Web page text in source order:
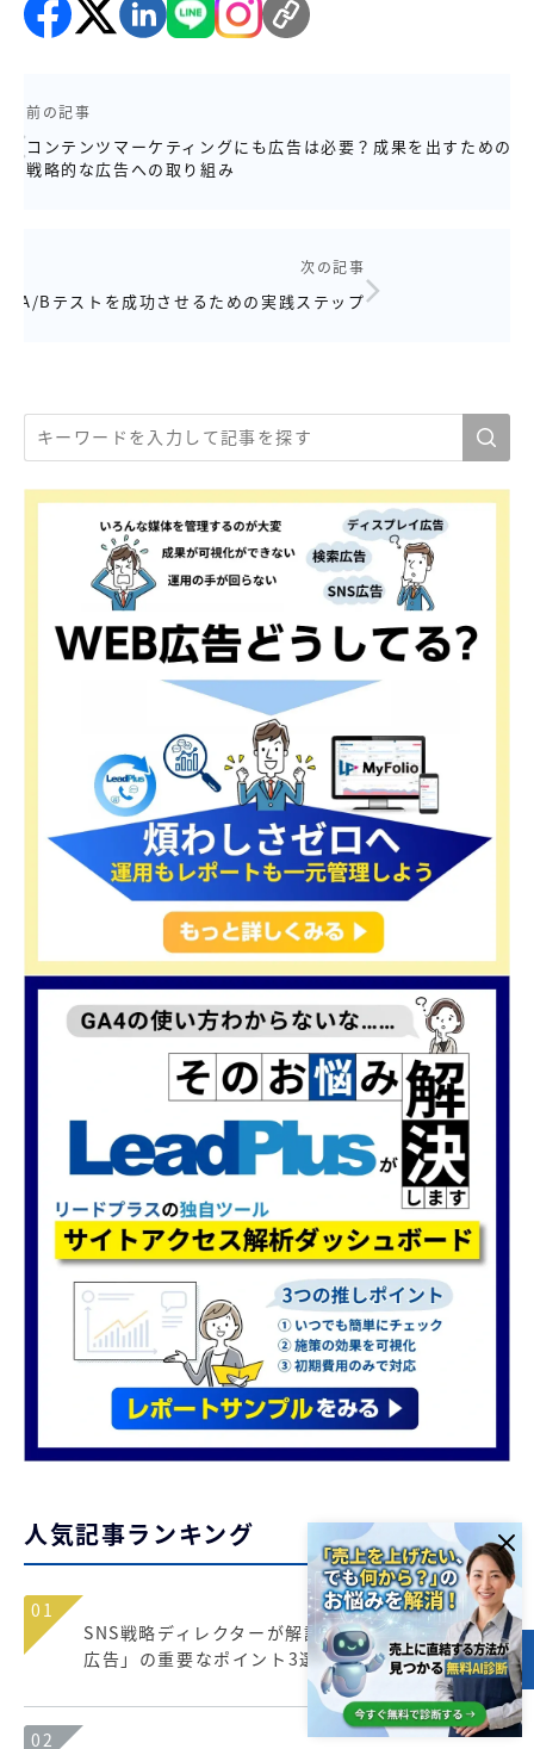
前の記事
コンテンツマーケティングにも広告は必要？成果を出すための
戦略的な広告への取り組み
次の記事
A/Bテストを成功させるための実践ステップ
人気記事ランキング
01
SNS戦略ディレクターが解説！効果を上げる「SNS
広告」の重要なポイント3選！
02
目次